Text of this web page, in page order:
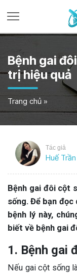
Bệnh gai
trị hiệu quả
Trang chủ »
Tác giả
Huế Trần
Bệnh gai đôi cột
sống. Để bạn
bệnh lý này,
biết về bệnh gai
1. Bệnh gai
Nếu gai cột sống